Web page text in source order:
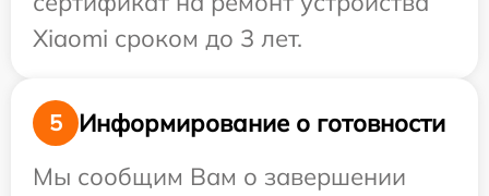
Xiaomi сроком до 3 лет.
5
Информирование о готовности
Мы сообщим Вам о завершении